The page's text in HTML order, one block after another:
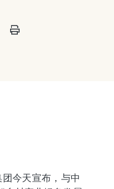
今天宣布，与中